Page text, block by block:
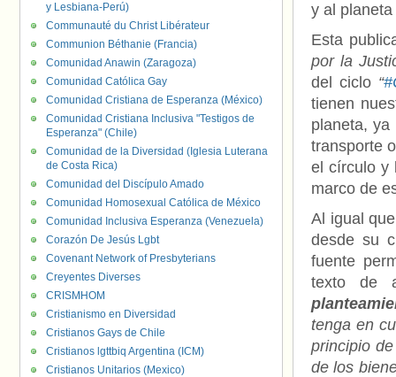
y al
Esta
por la
del ciclo“
tienen
planeta,
transporte
el círculo y
marco de
Al igual
desde su
fuente
texto de
tenga en
principio
de los
y Lesbiana-Perú)
Communauté du Christ Libérateur
Communion Béthanie (Francia)
Comunidad Anawin (Zaragoza)
Comunidad Católica Gay
Comunidad Cristiana de Esperanza (México)
Comunidad Cristiana Inclusiva "Testigos de
Esperanza" (Chile)
Comunidad de la Diversidad (Iglesia Luterana
de Costa Rica)
Comunidad del Discípulo Amado
Comunidad Homosexual Católica de México
Comunidad Inclusiva Esperanza (Venezuela)
Corazón De Jesús Lgbt
Covenant Network of Presbyterians
Creyentes Diverses
CRISMHOM
Cristianismo en Diversidad
Cristianos Gays de Chile
Cristianos lgttbiq Argentina (ICM)
Cristianos Unitarios (Mexico)